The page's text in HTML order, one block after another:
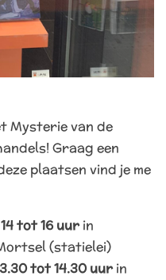
Mysterie van de
Graag een
plaatsen vind je me
tot 16 uurin
(statielei)
tot 14.30 uurin